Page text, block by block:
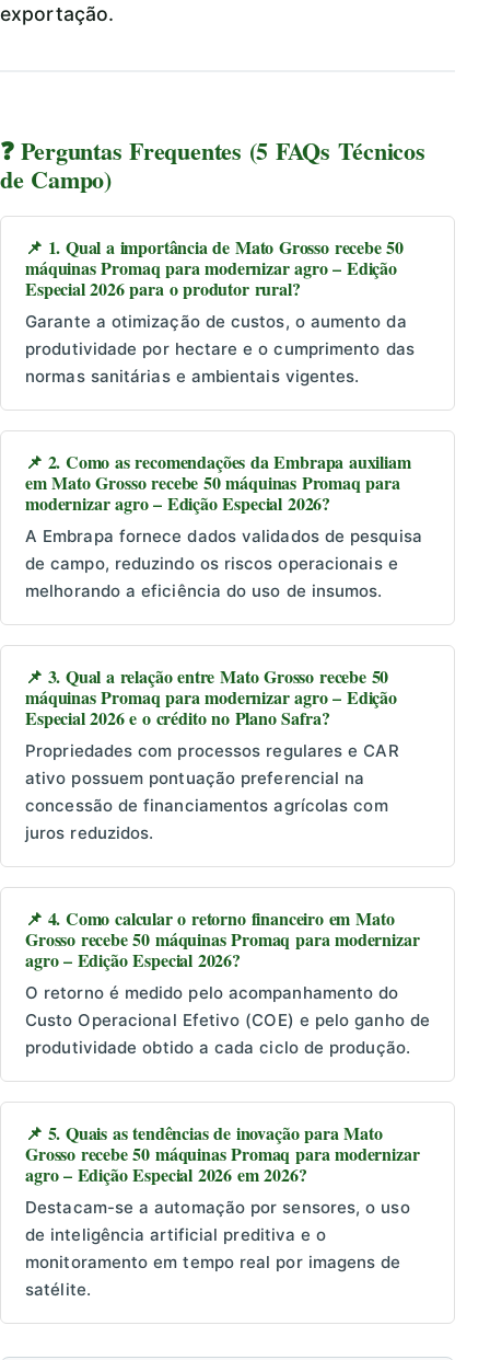
exportação.
❓ Perguntas Frequentes (5 FAQs Técnicos
de Campo)
📌 1. Qual a importância de Mato Grosso recebe 50
máquinas Promaq para modernizar agro – Edição
Especial 2026 para o produtor rural?
Garante a otimização de custos, o aumento da
produtividade por hectare e o cumprimento das
normas sanitárias e ambientais vigentes.
📌 2. Como as recomendações da Embrapa auxiliam
em Mato Grosso recebe 50 máquinas Promaq para
modernizar agro – Edição Especial 2026?
A Embrapa fornece dados validados de pesquisa
de campo, reduzindo os riscos operacionais e
melhorando a eficiência do uso de insumos.
📌 3. Qual a relação entre Mato Grosso recebe 50
máquinas Promaq para modernizar agro – Edição
Especial 2026 e o crédito no Plano Safra?
Propriedades com processos regulares e CAR
ativo possuem pontuação preferencial na
concessão de financiamentos agrícolas com
juros reduzidos.
📌 4. Como calcular o retorno financeiro em Mato
Grosso recebe 50 máquinas Promaq para modernizar
agro – Edição Especial 2026?
O retorno é medido pelo acompanhamento do
Custo Operacional Efetivo (COE) e pelo ganho de
produtividade obtido a cada ciclo de produção.
📌 5. Quais as tendências de inovação para Mato
Grosso recebe 50 máquinas Promaq para modernizar
agro – Edição Especial 2026 em 2026?
Destacam-se a automação por sensores, o uso
de inteligência artificial preditiva e o
monitoramento em tempo real por imagens de
satélite.